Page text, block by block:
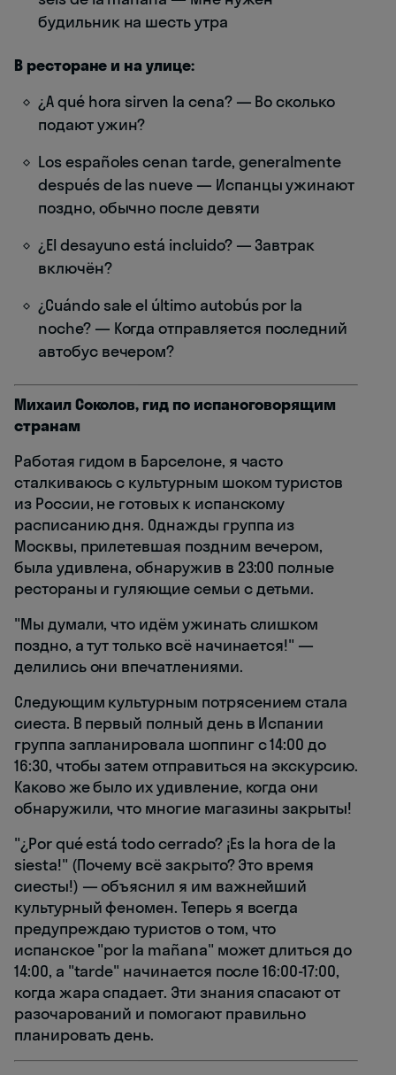
будильник на шесть утра
В ресторане и на улице:
¿A qué hora sirven la cena? — Во сколько
подают ужин?
Los españoles cenan tarde, generalmente
después de las nueve — Испанцы ужинают
поздно, обычно после девяти
¿El desayuno está incluido? — Завтрак
включён?
¿Cuándo sale el último autobús por la
noche? — Когда отправляется последний
автобус вечером?
Михаил Соколов, гид по испаноговорящим
странам
Работая гидом в Барселоне, я часто
сталкиваюсь с культурным шоком туристов
из России, не готовых к испанскому
расписанию дня. Однажды группа из
Москвы, прилетевшая поздним вечером,
была удивлена, обнаружив в 23:00 полные
рестораны и гуляющие семьи с детьми.
"Мы думали, что идём ужинать слишком
поздно, а тут только всё начинается!" —
делились они впечатлениями.
Следующим культурным потрясением стала
сиеста. В первый полный день в Испании
группа запланировала шоппинг с 14:00 до
16:30, чтобы затем отправиться на экскурсию.
Каково же было их удивление, когда они
обнаружили, что многие магазины закрыты!
"¿Por qué está todo cerrado? ¡Es la hora de la
siesta!" (Почему всё закрыто? Это время
сиесты!) — объяснил я им важнейший
культурный феномен. Теперь я всегда
предупреждаю туристов о том, что
испанское "por la mañana" может длиться до
14:00, а "tarde" начинается после 16:00-17:00,
когда жара спадает. Эти знания спасают от
разочарований и помогают правильно
планировать день.